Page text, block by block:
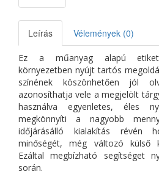
Leírás Vélemények (0)
Ez a műanyag alapú
környezetben nyújt tartós
színének köszönhetően jól
azonosíthatja vele a megjelölt
használva egyenletes, éles
megkönnyíti a nagyobb
időjárásálló kialakítás révén
minőségét, még változó külső
Ezáltal megbízható segítséget
során.